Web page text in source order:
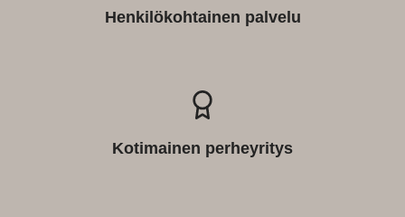
Henkilökohtainen palvelu
Kotimainen perheyritys